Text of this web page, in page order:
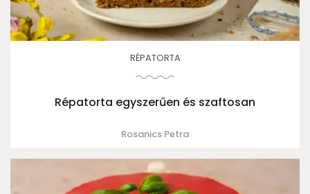
RÉPATORTA
Répatorta egyszerűen és szaftosan
Rosanics Petra